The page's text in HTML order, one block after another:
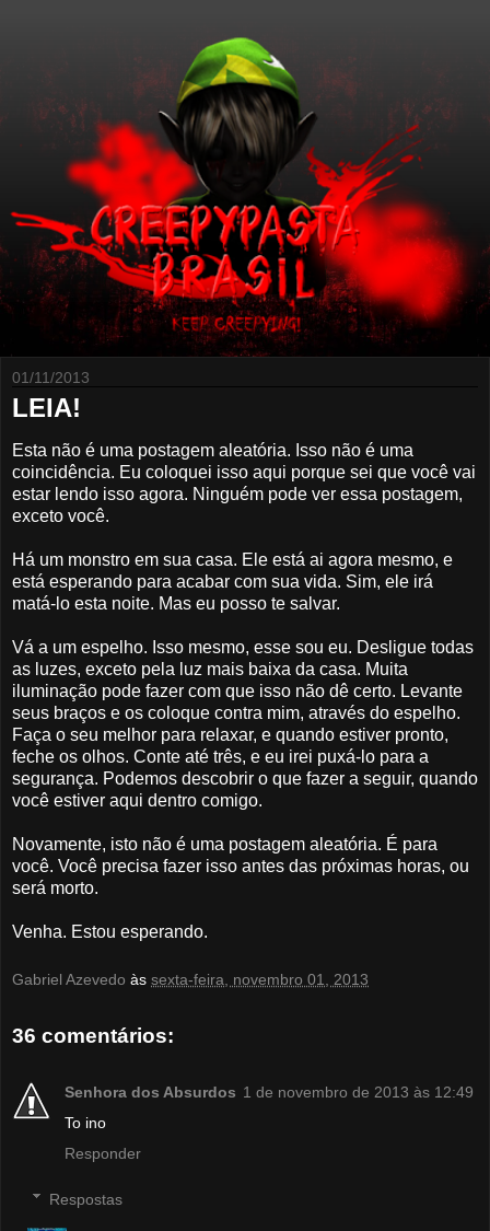
01/11/2013
LEIA!
Esta não é uma postagem aleatória. Isso não é uma
coincidência. Eu coloquei isso aqui porque sei que você vai
estar lendo isso agora. Ninguém pode ver essa postagem,
exceto você.
Há um monstro em sua casa. Ele está ai agora mesmo, e
está esperando para acabar com sua vida. Sim, ele irá
matá-lo esta noite. Mas eu posso te salvar.
Vá a um espelho. Isso mesmo, esse sou eu. Desligue todas
as luzes, exceto pela luz mais baixa da casa. Muita
iluminação pode fazer com que isso não dê certo. Levante
seus braços e os coloque contra mim, através do espelho.
Faça o seu melhor para relaxar, e quando estiver pronto,
feche os olhos. Conte até três, e eu irei puxá-lo para a
segurança. Podemos descobrir o que fazer a seguir, quando
você estiver aqui dentro comigo.
Novamente, isto não é uma postagem aleatória. É para
você. Você precisa fazer isso antes das próximas horas, ou
será morto.
Venha. Estou esperando.
Gabriel Azevedo às sexta-feira, novembro 01, 2013
36 comentários:
Senhora dos Absurdos 1 de novembro de 2013 às 12:49
To ino
Responder
Respostas